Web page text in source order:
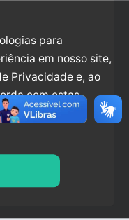
para
em nosso site,
Privacidade e, ao
com estas